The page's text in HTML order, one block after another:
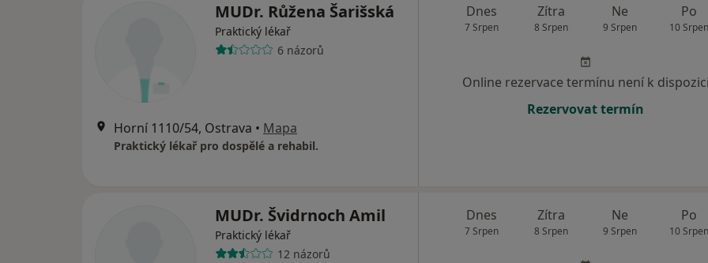
MUDr. Růžena Šarišská
Praktický lékař
6 názorů
Horní 1110/54, Ostrava • Mapa
Praktický lékař pro dospělé a rehabil.
Dnes
7 Srpen
Zítra
8 Srpen
Ne
9 Srpen
Po
10 Srpen
Online rezervace termínu není k dispozici
Rezervovat termín
MUDr. Švidrnoch Amil
Praktický lékař
12 názorů
Dnes
7 Srpen
Zítra
8 Srpen
Ne
9 Srpen
Po
10 Srpen